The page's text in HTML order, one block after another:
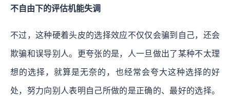
不自由下的评估机能失调
不过，这种硬着头皮的选择效应不仅仅会骗到自己，还会
欺骗和误导别人。更夸张的是，人一旦做出了某种不太理
想的选择，就算是无奈的，也经常会夸大这种选择的好
处，努力向别人表明自己所做的是正确的、最好的选择。